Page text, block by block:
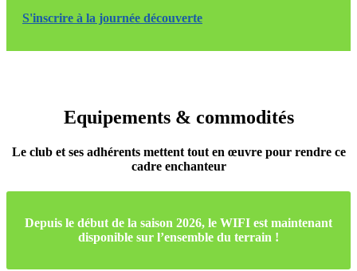
reposer au sein de la nature
S'inscrire à la journée découverte
Equipements & commodités
Le club et ses adhérents mettent tout en œuvre pour rendre ce
cadre enchanteur
Depuis le début de la saison 2026, le WIFI est maintenant
disponible sur l’ensemble du terrain !